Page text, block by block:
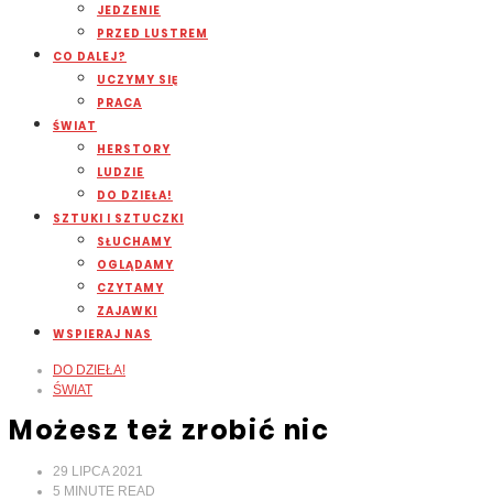
JEDZENIE
PRZED LUSTREM
CO DALEJ?
UCZYMY SIĘ
PRACA
ŚWIAT
HERSTORY
LUDZIE
DO DZIEŁA!
SZTUKI I SZTUCZKI
SŁUCHAMY
OGLĄDAMY
CZYTAMY
ZAJAWKI
WSPIERAJ NAS
DO DZIEŁA!
ŚWIAT
Możesz też zrobić nic
29 LIPCA 2021
5 MINUTE READ